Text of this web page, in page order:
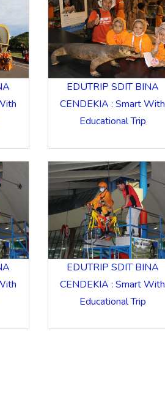
EDUTRIP SDIT BINA
CENDEKIA : Smart With
Educational Trip
EDUTRIP SDIT BINA
CENDEKIA : Smart With
Educational Trip